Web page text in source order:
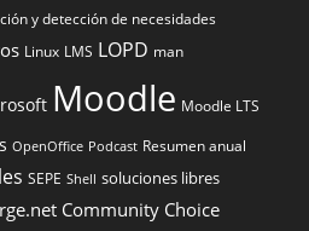
y detección de necesidades
Linux LMS LOPD man
Moodle Moodle LTS
OpenOffice Podcast Resumen anual
SEPE Shell soluciones libres
Community Choice